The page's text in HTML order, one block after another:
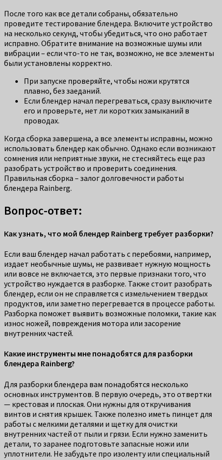
После того как все детали собраны, обязательно
проведите тестирование блендера. Включите устройство
на несколько секунд, чтобы убедиться, что оно работает
исправно. Обратите внимание на возможные шумы или
вибрации – если что-то не так, возможно, не все элементы
были установлены корректно.
При запуске проверяйте, чтобы ножи крутятся
плавно, без заеданий.
Если блендер начал перегреваться, сразу выключите
его и проверьте, нет ли коротких замыканий в
проводах.
Когда сборка завершена, а все элементы исправны, можно
использовать блендер как обычно. Однако если возникают
сомнения или неприятные звуки, не стесняйтесь еще раз
разобрать устройство и проверить соединения.
Правильная сборка – залог долговечности работы
блендера Rainberg.
Вопрос-ответ:
Как узнать, что мой блендер Rainberg требует разборки?
Если ваш блендер начал работать с перебоями, например,
издает необычные шумы, не развивает нужную мощность
или вовсе не включается, это первые признаки того, что
устройство нуждается в разборке. Также стоит разобрать
блендер, если он не справляется с измельчением твердых
продуктов, или заметно перегревается в процессе работы.
Разборка поможет выявить возможные поломки, такие как
износ ножей, повреждения мотора или засорение
внутренних частей.
Какие инструменты мне понадобятся для разборки
блендера Rainberg?
Для разборки блендера вам понадобятся несколько
основных инструментов. В первую очередь, это отвертки
— крестовая и плоская. Они нужны для откручивания
винтов и снятия крышек. Также полезно иметь пинцет для
работы с мелкими деталями и щетку для очистки
внутренних частей от пыли и грязи. Если нужно заменить
детали, то заранее подготовьте запасные ножи или
уплотнители. Не забудьте про изоленту или специальный